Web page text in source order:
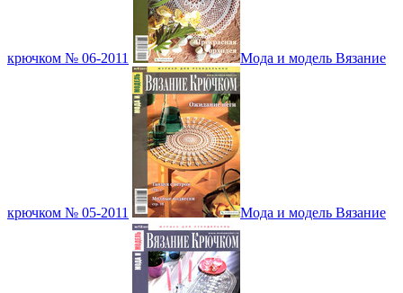
крючком № 06-2011 Мода и модель Вязание
крючком № 05-2011 Мода и модель Вязание